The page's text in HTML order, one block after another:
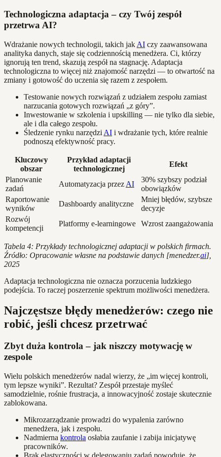
Technologiczna adaptacja – czy Twój zespół
przetrwa AI?
Wdrażanie nowych technologii, takich jak AI czy zaawansowana
analityka danych, staje się codziennością menedżera. Ci, którzy
ignorują ten trend, skazują zespół na stagnację. Adaptacja
technologiczna to więcej niż znajomość narzędzi — to otwartość na
zmiany i gotowość do uczenia się razem z zespołem.
Testowanie nowych rozwiązań z udziałem zespołu zamiast
narzucania gotowych rozwiązań „z góry”.
Inwestowanie w szkolenia i upskilling — nie tylko dla siebie,
ale i dla całego zespołu.
Śledzenie rynku narzędzi AI i wdrażanie tych, które realnie
podnoszą efektywność pracy.
Kluczowy
obszar
Przykład adaptacji
technologicznej
Efekt
Planowanie
zadań
Automatyzacja przez AI
30% szybszy podział
obowiązków
Raportowanie
wyników
Dashboardy analityczne
Mniej błędów, szybsze
decyzje
Rozwój
kompetencji
Platformy e-learningowe Wzrost zaangażowania
Tabela 4: Przykłady technologicznej adaptacji w polskich firmach.
Źródło: Opracowanie własne na podstawie danych [menedzer.ai],
2025
Adaptacja technologiczna nie oznacza porzucenia ludzkiego
podejścia. To raczej poszerzenie spektrum możliwości menedżera.
Najczęstsze błędy menedżerów: czego nie
robić, jeśli chcesz przetrwać
Zbyt duża kontrola – jak niszczy motywację w
zespole
Wielu polskich menedżerów nadal wierzy, że „im więcej kontroli,
tym lepsze wyniki”. Rezultat? Zespół przestaje myśleć
samodzielnie, rośnie frustracja, a innowacyjność zostaje skutecznie
zablokowana.
Mikrozarządzanie prowadzi do wypalenia zarówno
menedżera, jak i zespołu.
Nadmierna kontrola osłabia zaufanie i zabija inicjatywę
pracowników.
Brak elastyczności w delegowaniu zadań powoduje, że